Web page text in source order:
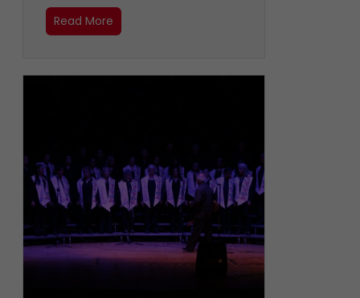
Read More